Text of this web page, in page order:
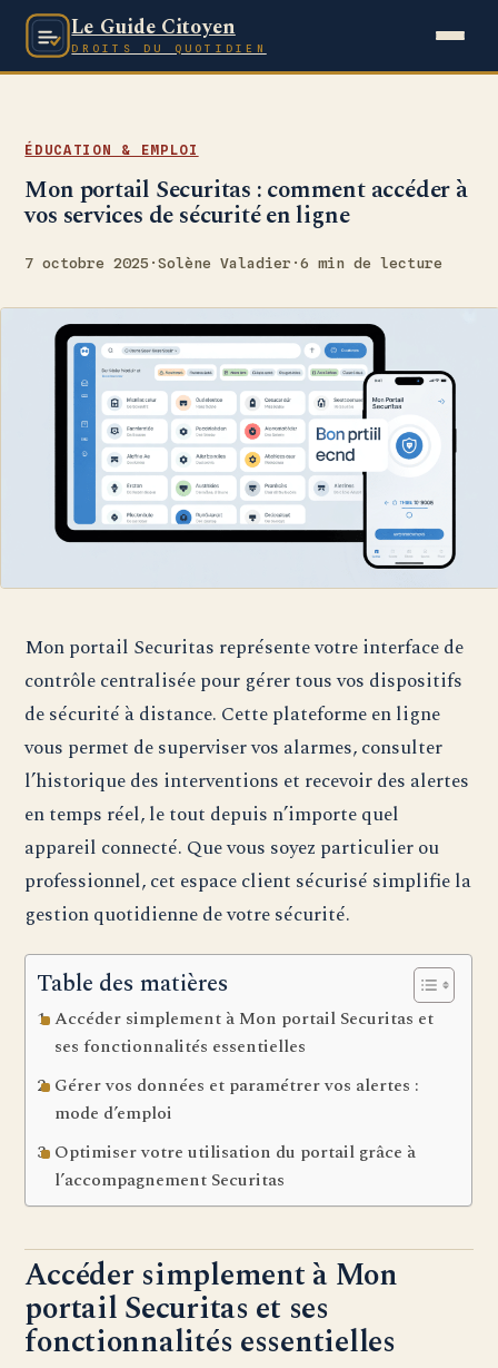
Le Guide Citoyen
DROITS DU QUOTIDIEN
ÉDUCATION & EMPLOI
Mon portail Securitas : comment accéder à
vos services de sécurité en ligne
7 octobre 2025 ·Solène Valadier ·6 min de lecture
Mon portail Securitas représente votre interface de
contrôle centralisée pour gérer tous vos dispositifs
de sécurité à distance. Cette plateforme en ligne
vous permet de superviser vos alarmes, consulter
l’historique des interventions et recevoir des alertes
en temps réel, le tout depuis n’importe quel
appareil connecté. Que vous soyez particulier ou
professionnel, cet espace client sécurisé simplifie la
gestion quotidienne de votre sécurité.
Table des matières
Accéder simplement à Mon portail Securitas et
ses fonctionnalités essentielles
Gérer vos données et paramétrer vos alertes :
mode d’emploi
Optimiser votre utilisation du portail grâce à
l’accompagnement Securitas
Accéder simplement à Mon
portail Securitas et ses
fonctionnalités essentielles